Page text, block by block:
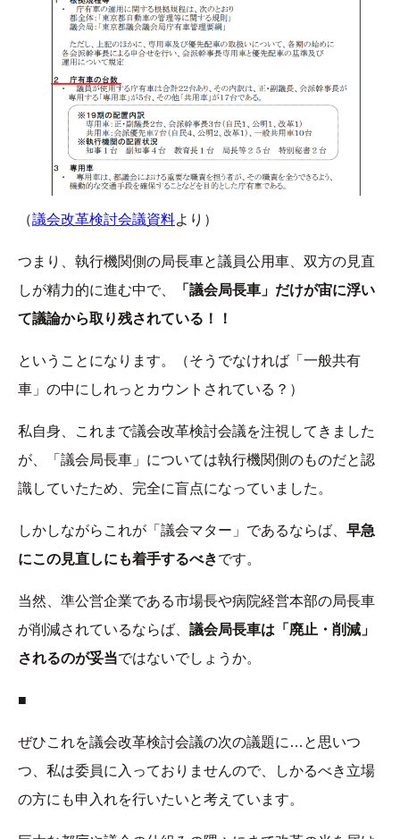
（議会改革検討会議資料より）
つまり、執行機関側の局長車と議員公用車、双方の見直
しが精力的に進む中で、
「議会局長車」だけが宙に浮い
て議論から取り残されている！！
ということになります。（そうでなければ「一般共有
車」の中にしれっとカウントされている？）
私自身、これまで議会改革検討会議を注視してきました
が、「議会局長車」については執行機関側のものだと認
識していたため、完全に盲点になっていました。
しかしながらこれが「議会マター」であるならば、 早急
にこの見直しにも着手するべきです。
当然、準公営企業である市場長や病院経営本部の局長車
が削減されているならば、 議会局長車は「廃止・削減」
されるのが妥当ではないでしょうか。
■
ぜひこれを議会改革検討会議の次の議題に…と思いつ
つ、私は委員に入っておりませんので、しかるべき立場
の方にも申入れを行いたいと考えています。